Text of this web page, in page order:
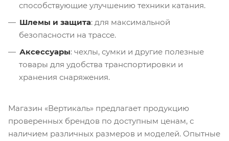
способствующие улучшению техники катания.
Шлемы и защита: для максимальной
безопасности на трассе.
Аксессуары: чехлы, сумки и другие полезные
товары для удобства транспортировки и
хранения снаряжения.
Магазин «Вертикаль» предлагает продукцию
проверенных брендов по доступным ценам, с
наличием различных размеров и моделей. Опытные